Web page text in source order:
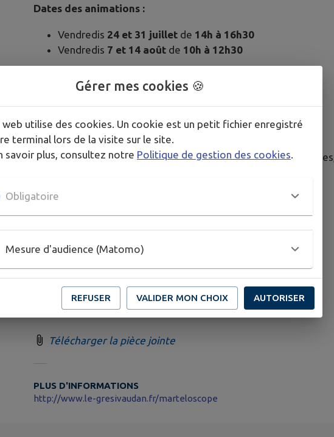
Dates des animations :
Vendredis 24 et 31 juillet de 14h à 16h30
Vendredis 7 et 14 août de 10h à 12h30
Animation gratuite et ouverte à tous à partir de7 ans
Les enfants doivent être accompagnés d’un adulte
Prévoir de l’eau et une tenue adaptée (chaussures
38830 Crêts-en-Belledonne
Attention : places limitées, inscription obligatoire.
Télécharger la pièce jointe
PLUS D'INFORMATIONS
http://www.le-gresivaudan.fr/marteloscope
Gérer mes cookies 🍪
web utilise des cookies. Un cookie est un petit fichier enregistré
terminal lors de la visite sur le site.
savoir plus, consultez notre Politique de gestion des cookies
Obligatoire
Mesure d'audience (Matomo)
REFUSER VALIDER MON CHOIX AUTORISER